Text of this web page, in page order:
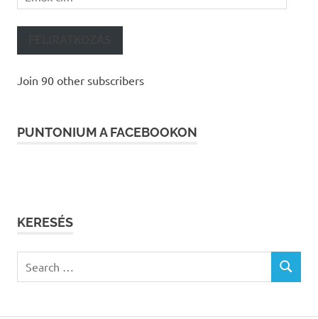
cím
Join 90 other subscribers
PUNTONIUM A FACEBOOKON
KERESÉS
for:
SEARCH